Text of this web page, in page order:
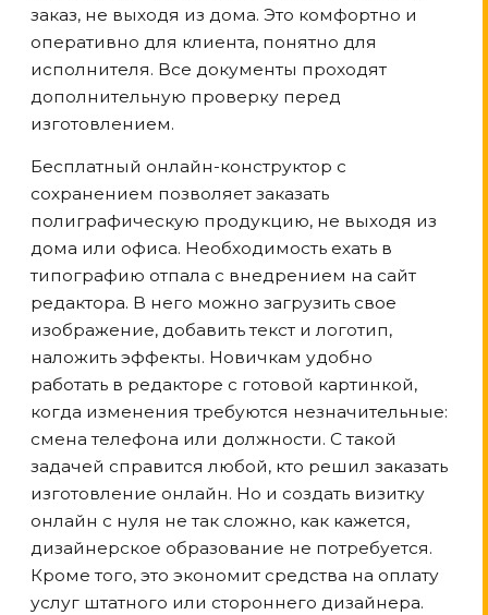
заказ, не выходя из дома. Это комфортно и
оперативно для клиента, понятно для
исполнителя. Все документы проходят
дополнительную проверку перед
изготовлением.
Бесплатный онлайн-конструктор с
сохранением позволяет заказать
полиграфическую продукцию, не выходя из
дома или офиса. Необходимость ехать в
типографию отпала с внедрением на сайт
редактора. В него можно загрузить свое
изображение, добавить текст и логотип,
наложить эффекты. Новичкам удобно
работать в редакторе с готовой картинкой,
когда изменения требуются незначительные:
смена телефона или должности. С такой
задачей справится любой, кто решил заказать
изготовление онлайн. Но и создать визитку
онлайн с нуля не так сложно, как кажется,
дизайнерское образование не потребуется.
Кроме того, это экономит средства на оплату
услуг штатного или стороннего дизайнера.